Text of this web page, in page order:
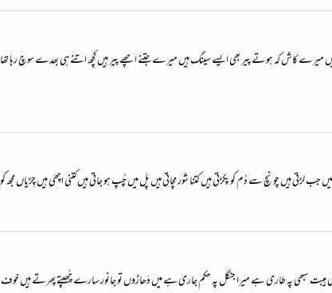
ہیں میرے کاش کہ ہوتے پیر بھی ایسے سینگ ہیں میرے جتنے اچھے پیر ہیں کچھ اتنے ہی بھدے سوچ
لڑتی ہیں چونچ سے دُم کو پکڑتی ہیں کتنا شور مچاتی ہیں پَل میں چُپ ہو جاتی ہیں کتنی اچھی ہیں چِڑیاں
میری ہیبت سبھی پہ طاری ہے میرا جنگل پہ حکم جاری ہے میں دَھاڑوں تو جانور سارے چُھپتے پھرتے ہیں